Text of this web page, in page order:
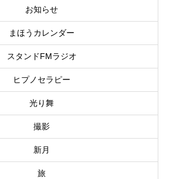
お知らせ
まほうカレンダー
スタンドFMラジオ
ヒプノセラピー
光り舞
撮影
新月
旅